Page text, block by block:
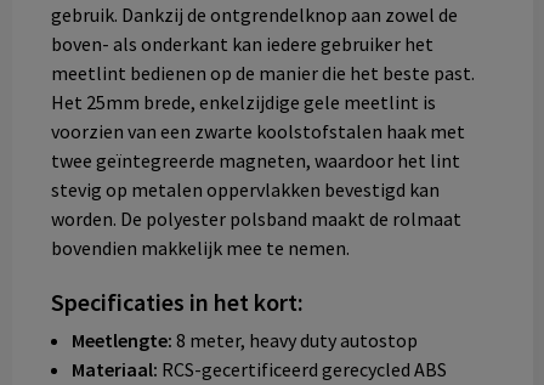
gebruik. Dankzij de ontgrendelknop aan zowel de
boven- als onderkant kan iedere gebruiker het
meetlint bedienen op de manier die het beste past.
Het 25mm brede, enkelzijdige gele meetlint is
voorzien van een zwarte koolstofstalen haak met
twee geïntegreerde magneten, waardoor het lint
stevig op metalen oppervlakken bevestigd kan
worden. De polyester polsband maakt de rolmaat
bovendien makkelijk mee te nemen.
Specificaties in het kort:
Meetlengte: 8 meter, heavy duty autostop
Materiaal: RCS-gecertificeerd gerecycled ABS